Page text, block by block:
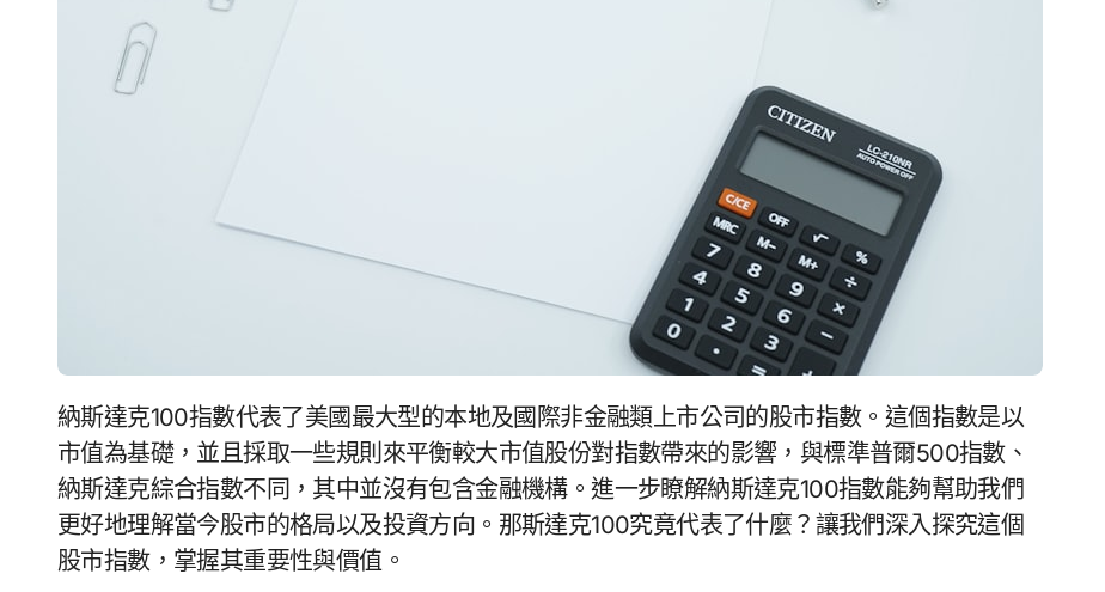
納斯達克100指數代表了美國最大型的本地及國際非金融類上市公司的股市指數。這個指數是以
市值為基礎，並且採取一些規則來平衡較大市值股份對指數帶來的影響，與標準普爾500指數、
納斯達克綜合指數不同，其中並沒有包含金融機構。進一步瞭解納斯達克100指數能夠幫助我們
更好地理解當今股市的格局以及投資方向。那斯達克100究竟代表了什麼？讓我們深入探究這個
股市指數，掌握其重要性與價值。